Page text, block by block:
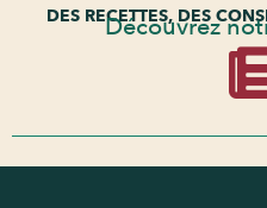
DES RECETTES, DES
Découvrez